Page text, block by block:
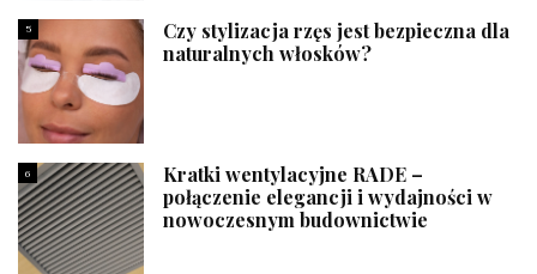
5
Czy stylizacja rzęs jest bezpieczna dla
naturalnych włosków?
6
Kratki wentylacyjne RADE –
połączenie elegancji i wydajności w
nowoczesnym budownictwie